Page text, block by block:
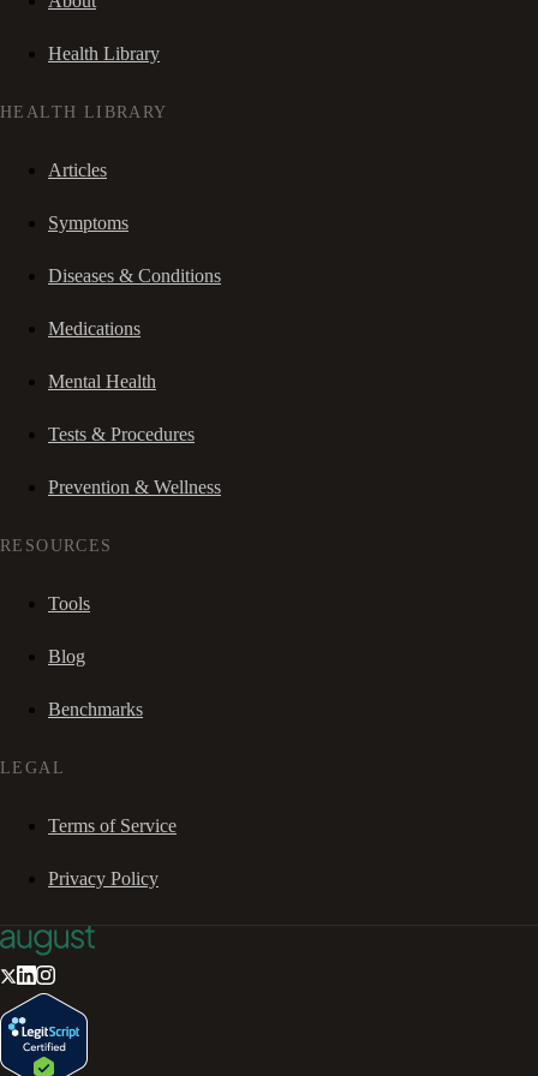
Health Library
HEALTH LIBRARY
Articles
Symptoms
Diseases & Conditions
Medications
Mental Health
Tests & Procedures
Prevention & Wellness
RESOURCES
Tools
Blog
Benchmarks
LEGAL
Terms of Service
Privacy Policy